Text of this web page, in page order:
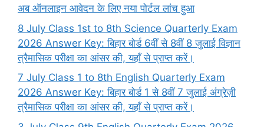
अब ऑनलाइन आवेदन के लिए नया पोर्टल लांच हुआ
8 July Class 1st to 8th Science Quarterly Exam
2026 Answer Key: बिहार बोर्ड 6वीं से 8वीं 8 जुलाई विज्ञान
त्रैमासिक परीक्षा का आंसर की, यहाँ से प्राप्त करें।
7 July Class 1 to 8th English Quarterly Exam
2026 Answer Key: बिहार बोर्ड 1 से 8वीं 7 जुलाई अंग्रेज़ी
त्रैमासिक परीक्षा का आंसर की, यहाँ से प्राप्त करें।